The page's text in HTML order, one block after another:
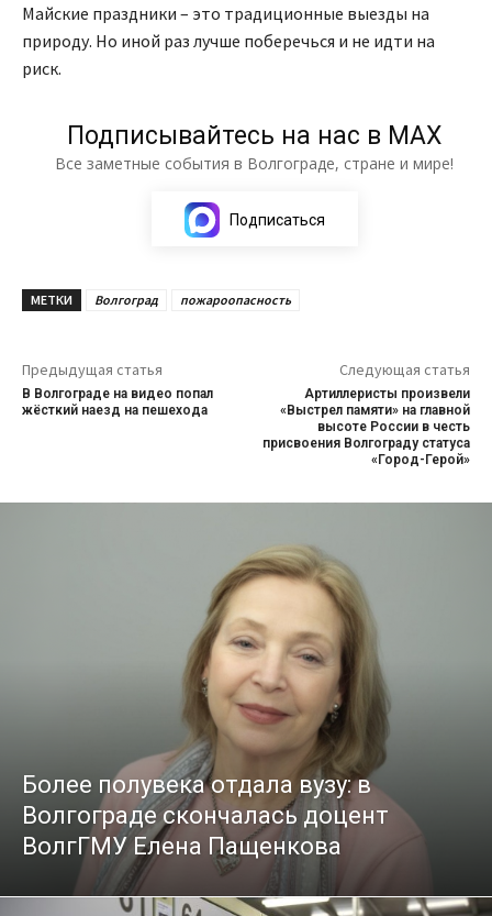
Майские праздники – это традиционные выезды на
природу. Но иной раз лучше поберечься и не идти на
риск.
Подписывайтесь на нас в МАХ
Все заметные события в Волгограде, стране и мире!
Подписаться
МЕТКИ Волгоград пожароопасность
Предыдущая статья
В Волгограде на видео попал
жёсткий наезд на пешехода
Следующая статья
Артиллеристы произвели
«Выстрел памяти» на главной
высоте России в честь
присвоения Волгограду статуса
«Город-Герой»
Более полувека отдала вузу: в
Волгограде скончалась доцент
ВолгГМУ Елена Пащенкова